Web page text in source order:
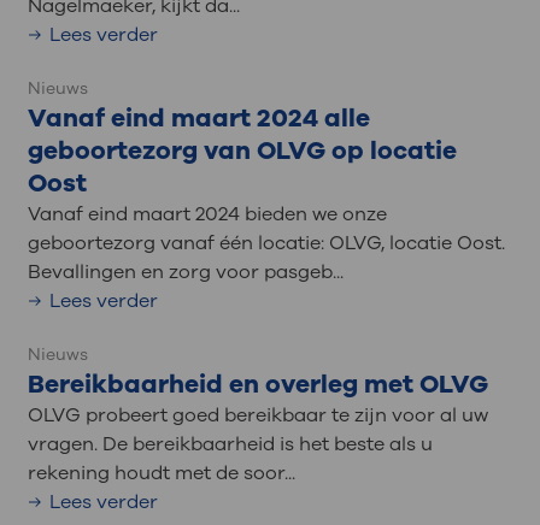
Nagelmaeker, kijkt da...
Lees verder
Nieuws
Vanaf eind maart 2024 alle
geboortezorg van OLVG op locatie
Oost
Vanaf eind maart 2024 bieden we onze
geboortezorg vanaf één locatie: OLVG, locatie Oost.
Bevallingen en zorg voor pasgeb...
Lees verder
Nieuws
Bereikbaarheid en overleg met OLVG
OLVG probeert goed bereikbaar te zijn voor al uw
vragen. De bereikbaarheid is het beste als u
rekening houdt met de soor...
Lees verder